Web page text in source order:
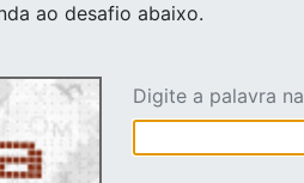
ao desafio abaixo.
Digite a palavra